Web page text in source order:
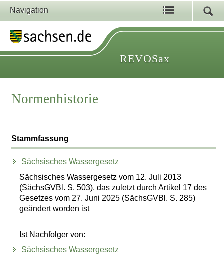
Navigation
REVOSax
Normenhistorie
Stammfassung
Sächsisches Wassergesetz
Sächsisches Wassergesetz vom 12. Juli 2013
(SächsGVBl. S. 503), das zuletzt durch Artikel 17 des
Gesetzes vom 27. Juni 2025 (SächsGVBl. S. 285)
geändert worden ist
Ist Nachfolger von:
Sächsisches Wassergesetz